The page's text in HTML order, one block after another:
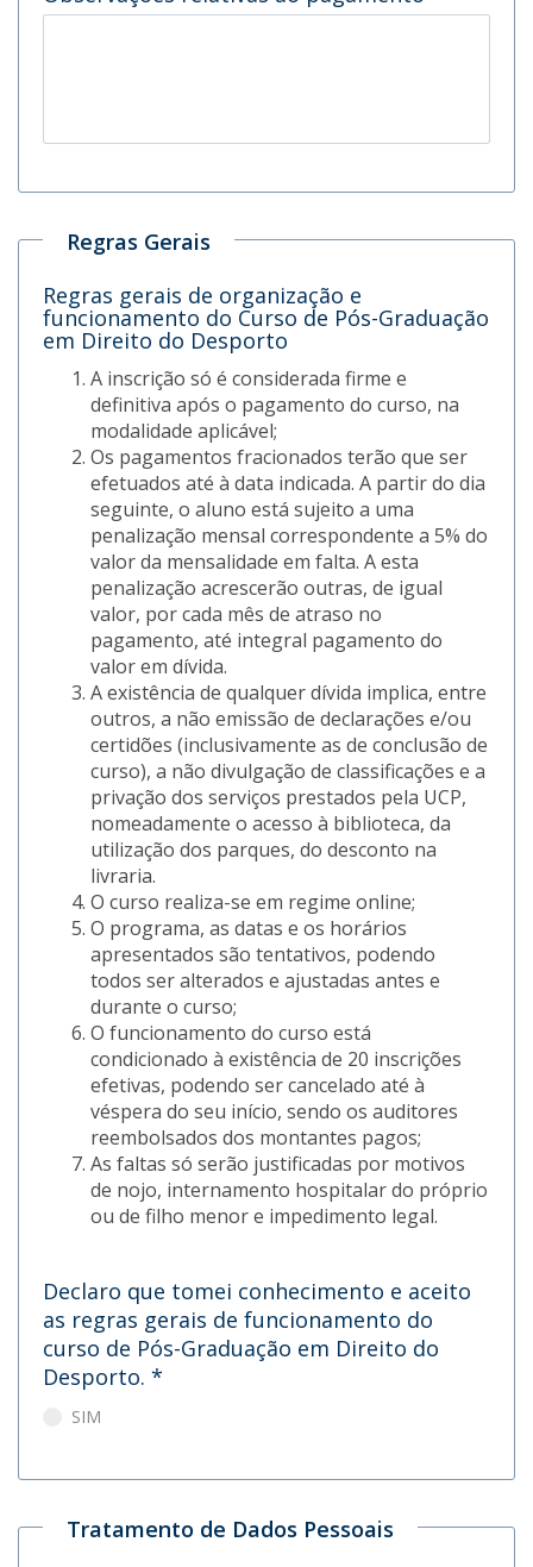
Regras Gerais
Regras gerais de organização e
funcionamento do Curso de Pós-Graduação
em Direito do Desporto
A inscrição só é considerada firme e
definitiva após o pagamento do curso, na
modalidade aplicável;
Os pagamentos fracionados terão que ser
efetuados até à data indicada. A partir do dia
seguinte, o aluno está sujeito a uma
penalização mensal correspondente a 5% do
valor da mensalidade em falta. A esta
penalização acrescerão outras, de igual
valor, por cada mês de atraso no
pagamento, até integral pagamento do
valor em dívida.
A existência de qualquer dívida implica, entre
outros, a não emissão de declarações e/ou
certidões (inclusivamente as de conclusão de
curso), a não divulgação de classificações e a
privação dos serviços prestados pela UCP,
nomeadamente o acesso à biblioteca, da
utilização dos parques, do desconto na
livraria.
O curso realiza-se em regime online;
O programa, as datas e os horários
apresentados são tentativos, podendo
todos ser alterados e ajustadas antes e
durante o curso;
O funcionamento do curso está
condicionado à existência de 20 inscrições
efetivas, podendo ser cancelado até à
véspera do seu início, sendo os auditores
reembolsados dos montantes pagos;
As faltas só serão justificadas por motivos
de nojo, internamento hospitalar do próprio
ou de filho menor e impedimento legal.
Declaro que tomei conhecimento e aceito
as regras gerais de funcionamento do
curso de Pós-Graduação em Direito do
Desporto. *
SIM
Tratamento de Dados Pessoais